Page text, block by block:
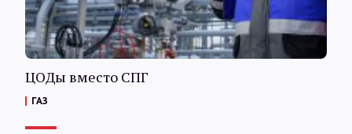
ЦОДы вместо СПГ
ГАЗ